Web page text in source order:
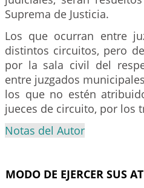
Suprema de Justicia.
Los que ocurran entre
distintos circuitos, pero
por la sala civil del
entre juzgados
los que no estén
jueces de circuito, por los
Notas del Autor
MODO DE EJERCER SUS